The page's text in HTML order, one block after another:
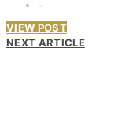
VIEW POST
NEXT ARTICLE